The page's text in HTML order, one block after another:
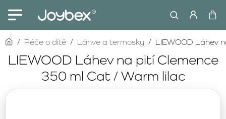
LIEWOOD Láhev na pití Clemence
350 ml Cat / Warm lilac
homePéče o dítě Láhve a termosky LIEWOOD Láhev